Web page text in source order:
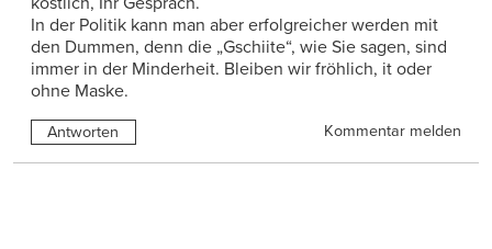
In der Politik kann man aber erfolgreicher werden mit
den Dummen, denn die „Gschiite“, wie Sie sagen, sind
immer in der Minderheit. Bleiben wir fröhlich, it oder
ohne Maske.
Antworten Kommentar melden